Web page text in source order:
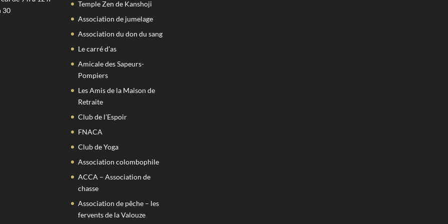
30
Temple Zen de Kanshoji
Association de jumelage
Association du don du sang
Le carré d’as
Amicale des Sapeurs-
Pompiers
Les Amis de la Maison de
Retraite
Club de l’Espoir
FNACA
Club de Yoga
Association colombophile
ACCA – Association de
chasse
Association de pêche – les
fervents de la Valouze